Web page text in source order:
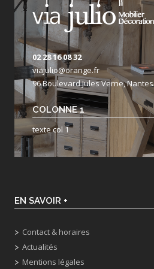
02 28 16 08 32
viajulio@orange.fr
96 Boulevard Jules Verne, Nantes
COLONNE 1
texte col 1
EN SAVOIR +
Contact & horaires
Actualités
Mentions légales